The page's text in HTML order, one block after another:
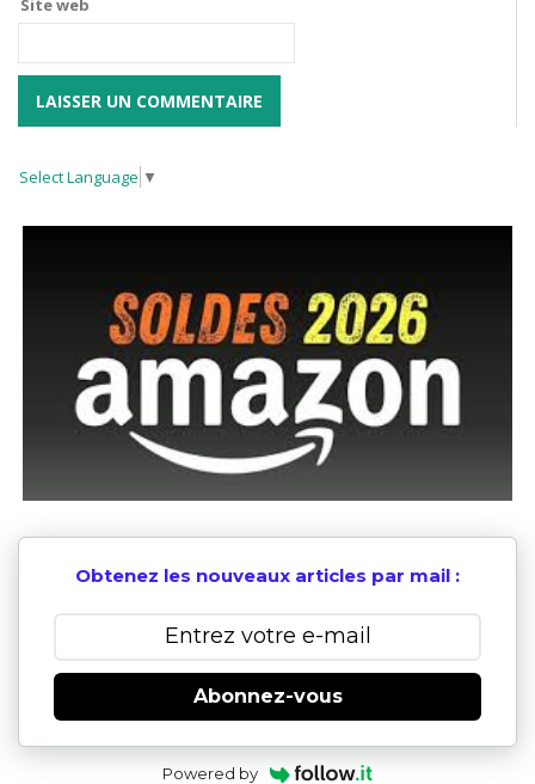
Site web
Select Language ▼
Obtenez les nouveaux articles par mail :
Abonnez-vous
Powered by